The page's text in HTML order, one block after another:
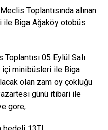
yaptıkları araştırmaların
gösterdiğini
ve arkadaşlarının
mayına çarparak
çok sayıda
da bunlardan biri
bu kahramanları
Toplantısında alınan
ile Biga Ağaköy otobüs
05 Eylül Salı
minibüsleri ile Biga
olan zam oy çokluğu
günü itibari ile
göre;